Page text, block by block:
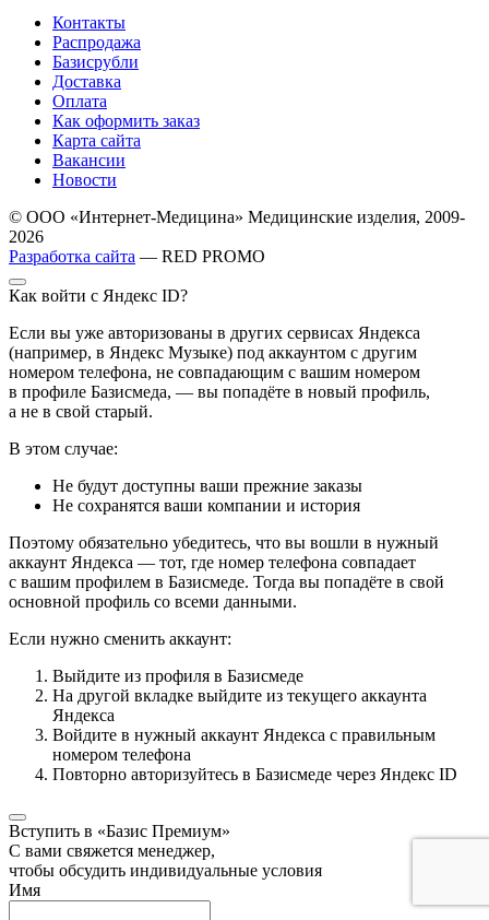
Контакты
Распродажа
Базисрубли
Доставка
Оплата
Как оформить заказ
Карта сайта
Вакансии
Новости
© ООО «Интернет-Медицина» Медицинские изделия, 2009-
2026
Разработка сайта — RED PROMO
Как войти с Яндекс ID?
Если вы уже авторизованы в других сервисах Яндекса
(например, в Яндекс Музыке) под аккаунтом с другим
номером телефона, не совпадающим с вашим номером
в профиле Базисмеда, — вы попадёте в новый профиль,
а не в свой старый.
В этом случае:
Не будут доступны ваши прежние заказы
Не сохранятся ваши компании и история
Поэтому обязательно убедитесь, что вы вошли в нужный
аккаунт Яндекса — тот, где номер телефона совпадает
с вашим профилем в Базисмеде. Тогда вы попадёте в свой
основной профиль со всеми данными.
Если нужно сменить аккаунт:
Выйдите из профиля в Базисмеде
На другой вкладке выйдите из текущего аккаунта
Яндекса
Войдите в нужный аккаунт Яндекса с правильным
номером телефона
Повторно авторизуйтесь в Базисмеде через Яндекс ID
Вступить в «Базис Премиум»
С вами свяжется менеджер,
чтобы обсудить индивидуальные условия
Имя